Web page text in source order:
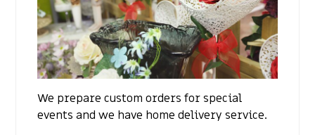
We prepare custom orders for special
events and we have home delivery service.